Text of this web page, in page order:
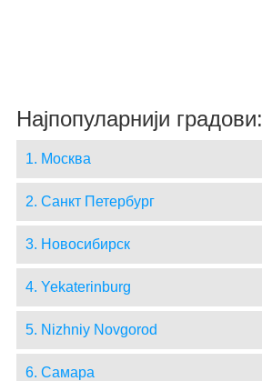
Најпопуларнији градови:
1. Москва
2. Санкт Петербург
3. Новосибирск
4. Yekaterinburg
5. Nizhniy Novgorod
6. Самара